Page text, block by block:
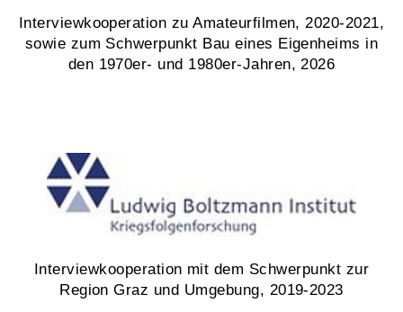
Interviewkooperation zu Amateurfilmen, 2020-2021,
sowie zum Schwerpunkt Bau eines Eigenheims in
den 1970er- und 1980er-Jahren, 2026
Interviewkooperation mit dem Schwerpunkt zur
Region Graz und Umgebung, 2019-2023